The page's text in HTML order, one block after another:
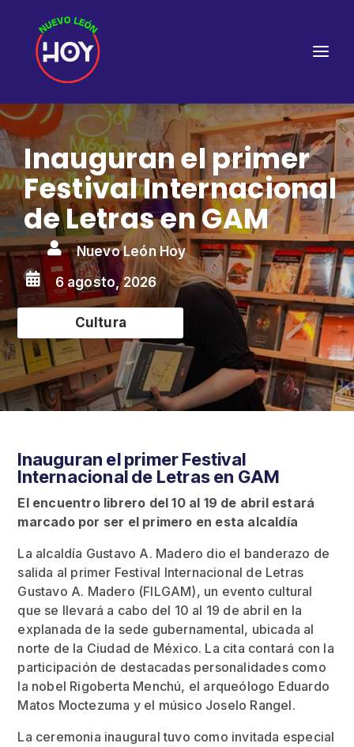
Inauguran el primer
Festival Internacional
de Letras en GAM
 Nuevo León Hoy
 6 agosto, 2026
Cultura
Inauguran el primer Festival
Internacional de Letras en GAM
El encuentro librero del 10 al 19 de abril estará
marcado por ser el primero en esta alcaldía
La alcaldía Gustavo A. Madero dio el banderazo de
salida al primer Festival Internacional de Letras
Gustavo A. Madero (FILGAM), un evento cultural
que se llevará a cabo del 10 al 19 de abril en la
explanada de la sede gubernamental, ubicada al
norte de la Ciudad de México. La cita contará con la
participación de destacadas personalidades como
la nobel Rigoberta Menchú, el arqueólogo Eduardo
Matos Moctezuma y el músico Joselo Rangel.
La ceremonia inaugural tuvo como invitada especial